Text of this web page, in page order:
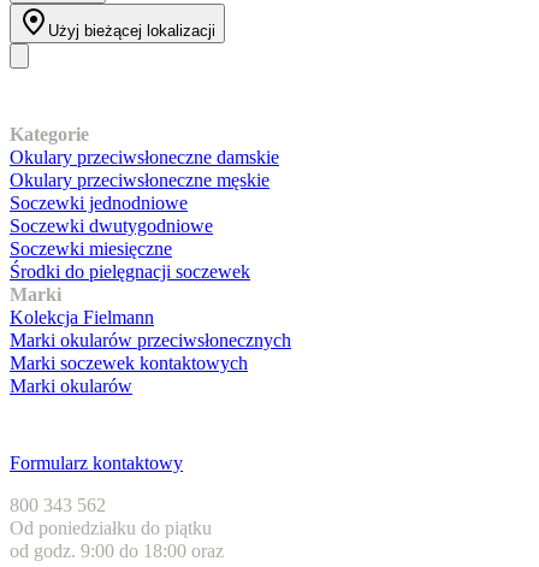
Użyj bieżącej lokalizacji
Kategorie
Okulary przeciwsłoneczne damskie
Okulary przeciwsłoneczne męskie
Soczewki jednodniowe
Soczewki dwutygodniowe
Soczewki miesięczne
Środki do pielęgnacji soczewek
Marki
Kolekcja Fielmann
Marki okularów przeciwsłonecznych
Marki soczewek kontaktowych
Marki okularów
Formularz kontaktowy
800 343 562
Od poniedziałku do piątku
od godz. 9:00 do 18:00 oraz